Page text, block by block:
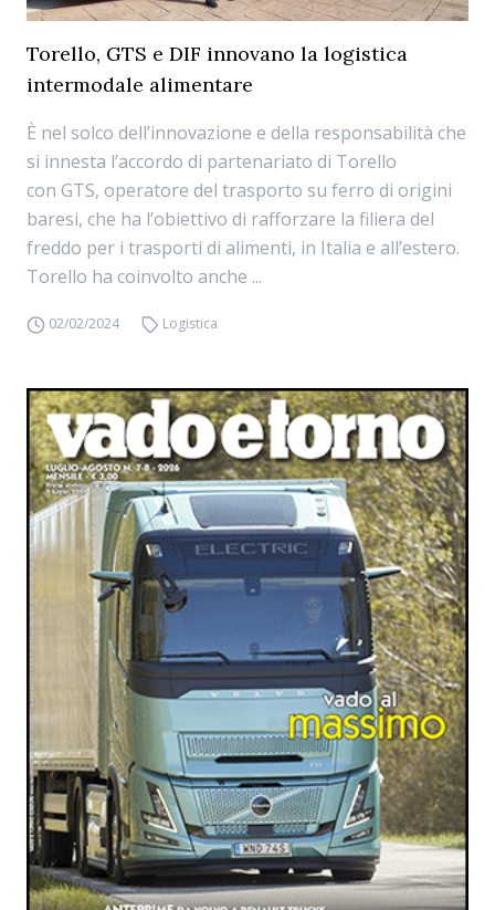
Torello, GTS e DIF innovano la logistica
intermodale alimentare
È nel solco dell’innovazione e della responsabilità che
si innesta l’accordo di partenariato di Torello
con GTS, operatore del trasporto su ferro di origini
baresi, che ha l’obiettivo di rafforzare la filiera del
freddo per i trasporti di alimenti, in Italia e all’estero.
Torello ha coinvolto anche ...
02/02/2024 Logistica